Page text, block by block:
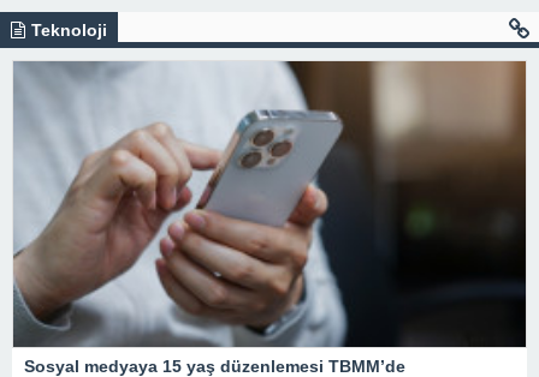
Teknoloji
Sosyal medyaya 15 yaş düzenlemesi TBMM’de